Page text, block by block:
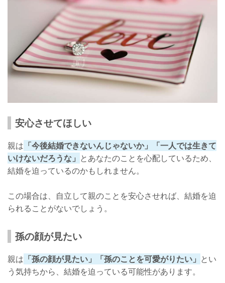
安心させてほしい
親は 「今後結婚できないんじゃないか」「一人では生きて
いけないだろうな」 とあなたのことを心配しているため、
結婚を迫っているのかもしれません。
この場合は、自立して親のことを安心させれば、結婚を迫
られることがないでしょう。
孫の顔が見たい
親は 「孫の顔が見たい」「孫のことを可愛がりたい」 とい
う気持ちから、結婚を迫っている可能性があります。